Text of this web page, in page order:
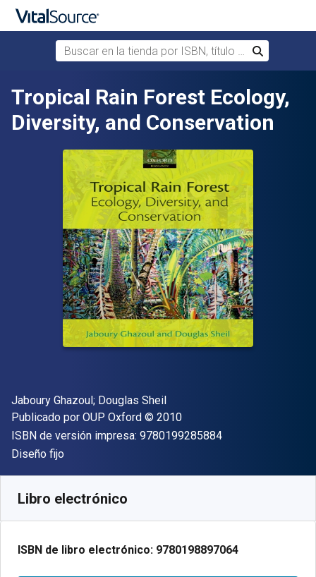
Saltar al contenido principal
Buscar en la tienda por ISBN, título o autor
Buscar
Tropical Rain Forest Ecology,
Diversity, and Conservation
Autor(es)
Jaboury Ghazoul; Douglas Sheil
Editor
Publicado por OUP Oxford Copyright
© 2010
ISBN de versión impresa: 9780199285884"ISBN-13
Formato
Diseño fijo
Libro electrónico
ISBN de libro electrónico: 9780198897064